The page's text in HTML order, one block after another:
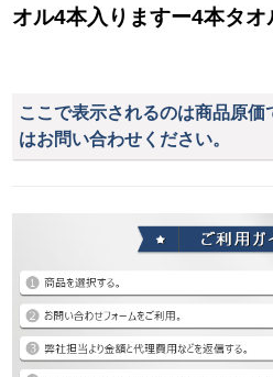
オル4本入りますー4本タオ
ここで表示されるのは商品原
はお問い合わせください。